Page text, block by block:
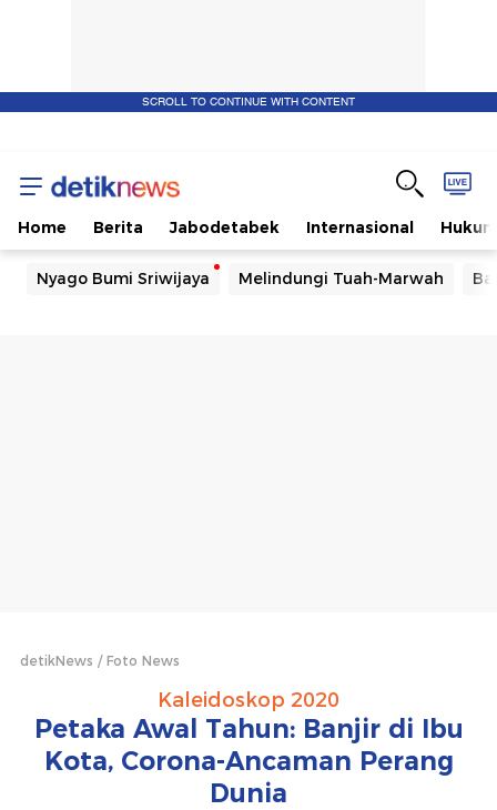
SCROLL TO CONTINUE WITH CONTENT
Home Berita Jabodetabek Internasional Hukum
Nyago Bumi Sriwijaya Melindungi Tuah-Marwah
detikNews Foto News
Kaleidoskop 2020
Petaka Awal Tahun: Banjir di Ibu
Kota, Corona-Ancaman Perang
Dunia